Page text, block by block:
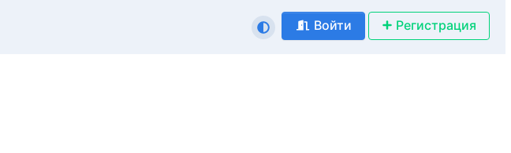
Войти Регистрация